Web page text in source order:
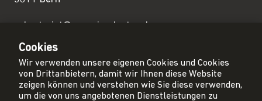
sekretariat@energie-cluster.ch
Cookies
Wir verwenden unsere eigenen Cookies und Cookies
von Drittanbietern, damit wir Ihnen diese Website
zeigen können und verstehen wie Sie diese verwenden,
um die von uns angebotenen Dienstleistungen zu